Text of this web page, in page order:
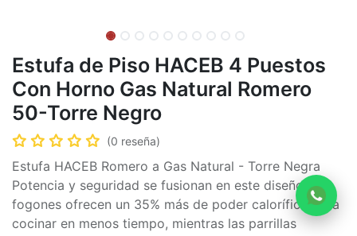
Estufa de Piso HACEB 4 Puestos
Con Horno Gas Natural Romero
50-Torre Negro
(0 reseña)
Estufa HACEB Romero a Gas Natural - Torre Negra
Potencia y seguridad se fusionan en este diseño: sus
fogones ofrecen un 35% más de poder calorífico para
cocinar en menos tiempo, mientras las parrillas